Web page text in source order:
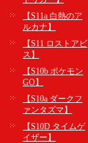
【S11a 白熱のア
ルカナ】
【S11 ロストアビ
ス】
【S10b ポケモン
GO】
【S10a ダークフ
ァンタズマ】
【S10D タイムゲ
イザー】